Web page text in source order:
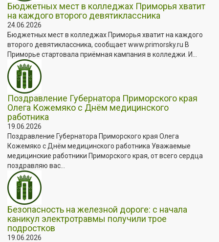
Бюджетных мест в колледжах Приморья хватит
на каждого второго девятиклассника
24.06.2026
Бюджетных мест в колледжах Приморья хватит на каждого
второго девятиклассника, сообщает www.primorsky.ru В
Приморье стартовала приёмная кампания в колледжи. И...
Поздравление Губернатора Приморского края
Олега Кожемяко с Днём медицинского
работника
19.06.2026
Поздравление Губернатора Приморского края Олега
Кожемяко с Днём медицинского работника Уважаемые
медицинские работники Приморского края, от всего сердца
поздравляю вас...
Безопасность на железной дороге: с начала
каникул электротравмы получили трое
подростков
19.06.2026